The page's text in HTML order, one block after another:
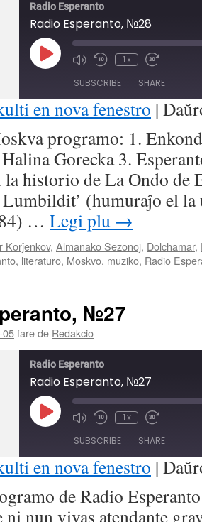
Radio Esperanto
Radio Esperanto, №28
Play
Episode Mute/Unmute
Rewind
Seconds
1x
Fast
30
seconds
SUBSCRIBE SHARE
en nova fenestro |
programo: 1.
Gorecka 3.
historio de La Ondo de
(humuraĵo el la
… Legi plu →
Korĵenkov, Almanako Sezonoj, Dolchamar,
, literaturo, Moskvo, muziko, Radio
№27
05fare de Redakcio
Radio Esperanto
Radio Esperanto, №27
Play
Episode Mute/Unmute
Rewind
Seconds
1x
Fast
30
seconds
SUBSCRIBE SHARE
en nova fenestro |
de Radio
nun vivas atendante